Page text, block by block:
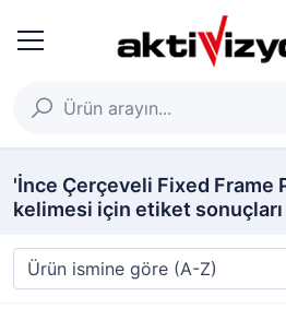
'İnce Çerçeveli Fixed Frame
kelimesi için etiket sonuçları